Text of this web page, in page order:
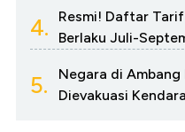
4.
Resmi! Daftar
Berlaku Juli-
5.
Negara di Ambang
Dievakuasi